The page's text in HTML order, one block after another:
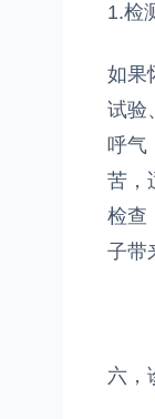
1.检
如果
试验
呼气
苦，
检查
子带
六，